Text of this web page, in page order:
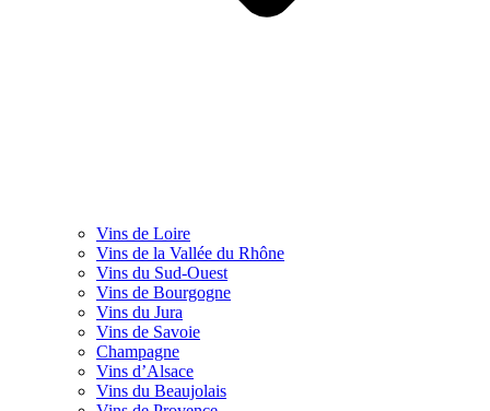
Vins de Loire
Vins de la Vallée du Rhône
Vins du Sud-Ouest
Vins de Bourgogne
Vins du Jura
Vins de Savoie
Champagne
Vins d’Alsace
Vins du Beaujolais